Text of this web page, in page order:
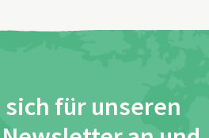
sich für unseren